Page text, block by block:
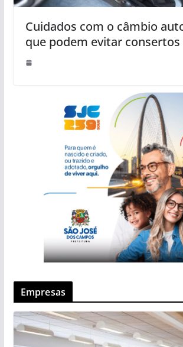
Cuidados com o câmbio
que podem evitar consertos
Empresas